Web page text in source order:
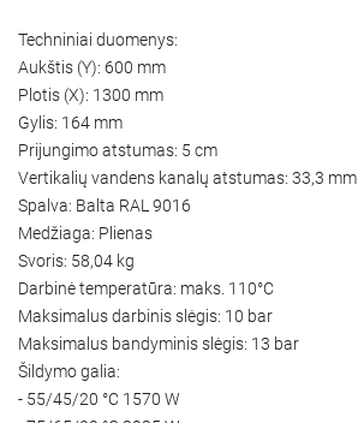
Techniniai duomenys:
Aukštis (Y): 600 mm
Plotis (X): 1300 mm
Gylis: 164 mm
Prijungimo atstumas: 5 cm
Vertikalių vandens kanalų atstumas: 33,3 mm
Spalva: Balta RAL 9016
Medžiaga: Plienas
Svoris: 58,04 kg
Darbinė temperatūra: maks. 110°C
Maksimalus darbinis slėgis: 10 bar
Maksimalus bandyminis slėgis: 13 bar
Šildymo galia:
- 55/45/20 °C 1570 W